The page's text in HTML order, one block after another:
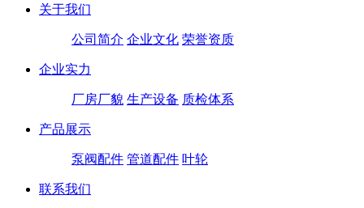
关于我们
公司简介 企业文化 荣誉资质
企业实力
厂房厂貌 生产设备 质检体系
产品展示
泵阀配件 管道配件 叶轮
联系我们